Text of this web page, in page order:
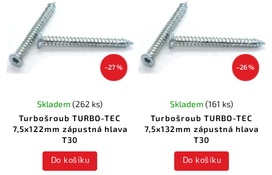
–27 %
Turbošroub TURBO-TEC
7,5x122mm zápustná hlava
T30
Skladem(262 ks)
Do košíku
–26 %
Turbošroub TURBO-TEC
7,5x132mm zápustná hlava
T30
Skladem(161 ks)
Do košíku